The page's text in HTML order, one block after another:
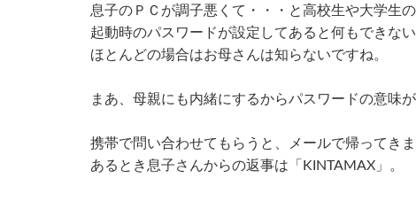
息子のＰＣが調子悪くて・・・と高校生や大学生
起動時のパスワードが設定してあると何もできない
ほとんどの場合はお母さんは知らないですね。
まあ、母親にも内緒にするからパスワードの意味
携帯で問い合わせてもらうと、メールで帰ってきま
あるとき息子さんからの返事は「KINTAMAX」。